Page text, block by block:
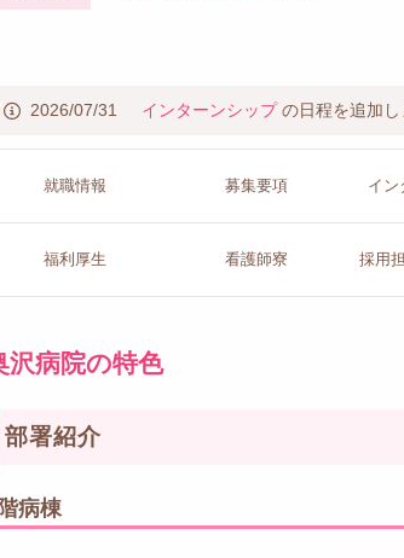
2026/07/31 インターンシップ の日程を追加し
就職情報 募集要項 イン
福利厚生 看護師寮 採用
沢病院の特色
部署紹介
病棟